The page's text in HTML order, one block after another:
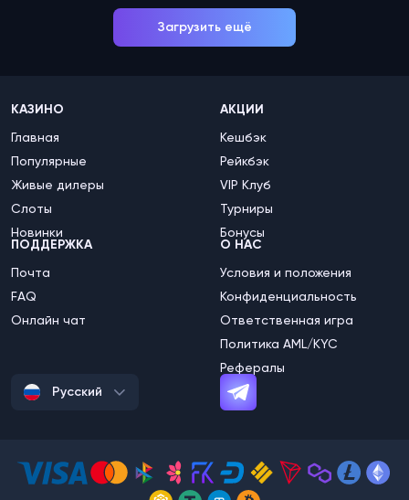
Загрузить ещё
КАЗИНО
Главная
Популярные
Живые дилеры
Слоты
Новинки
АКЦИИ
Кешбэк
Рейкбэк
VIP Клуб
Турниры
Бонусы
ПОДДЕРЖКА
Почта
FAQ
Онлайн чат
О НАС
Условия и положения
Конфиденциальность
Ответственная игра
Политика AML/KYC
Рефералы
Русский